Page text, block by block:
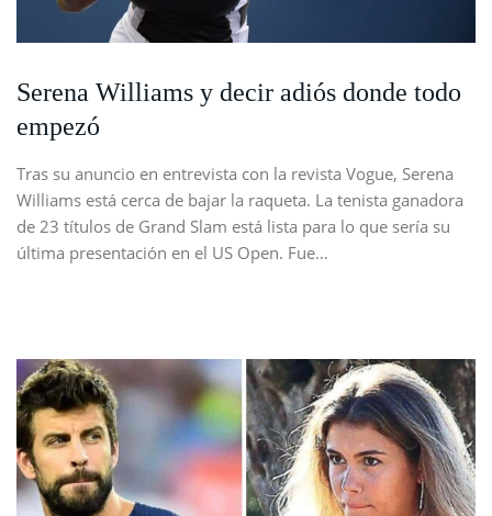
Serena Williams y decir adiós donde todo
empezó
Tras su anuncio en entrevista con la revista Vogue, Serena
Williams está cerca de bajar la raqueta. La tenista ganadora
de 23 títulos de Grand Slam está lista para lo que sería su
última presentación en el US Open. Fue…